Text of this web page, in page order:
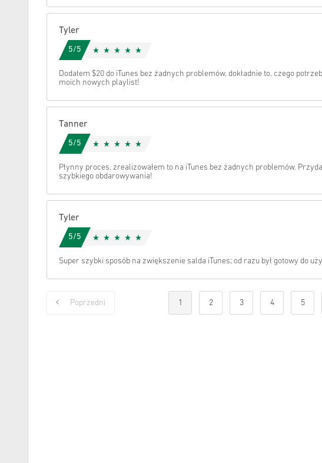
Tyler
5/5
Dodałem $20 do iTunes bez żadnych problemów, dokładnie to, czego
moich nowych playlist!
Tanner
5/5
Płynny proces, zrealizowałem to na iTunes bez żadnych problemów.
szybkiego obdarowywania!
Tyler
5/5
Super szybki sposób na zwiększenie salda iTunes; od razu był gotowy do
Poprzedni 1 2 3 4 5